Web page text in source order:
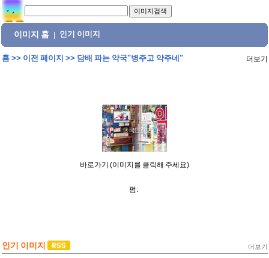
이미지 홈 인기 이미지
홈>> 이전 페이지 >> 담배 파는 약국"병주고 약주네" 더보기
바로가기 (이미지를 클릭해 주세요)
펌:
인기 이미지 더보기